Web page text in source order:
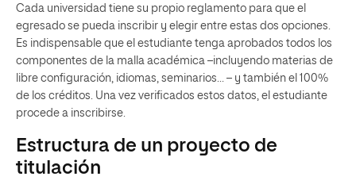
Cada universidad tiene su propio reglamento para que el
egresado se pueda inscribir y elegir entre estas dos opciones.
Es indispensable que el estudiante tenga aprobados todos los
componentes de la malla académica –incluyendo materias de
libre configuración, idiomas, seminarios… – y también el 100%
de los créditos. Una vez verificados estos datos, el estudiante
procede a inscribirse.
Estructura de un proyecto de
titulación